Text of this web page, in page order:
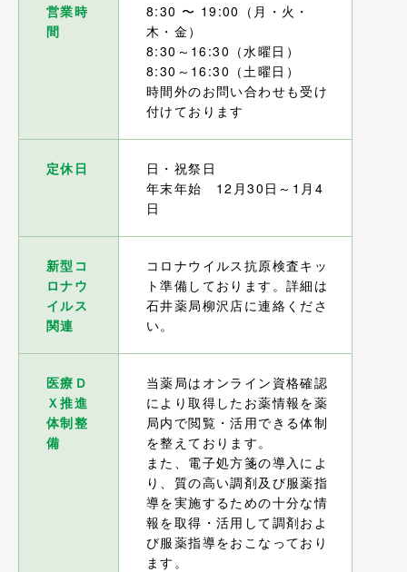
営業時
間
8:30 〜 19:00（月・火・
木・金）
8:30～16:30（水曜日）
8:30～16:30（土曜日）
時間外のお問い合わせも受け
付けております
定休日
日・祝祭日
年末年始 12月30日～1月4
日
新型コ
ロナウ
イルス
関連
コロナウイルス抗原検査キッ
ト準備しております。詳細は
石井薬局柳沢店に連絡くださ
い。
医療Ｄ
Ｘ推進
体制整
備
当薬局はオンライン資格確認
により取得したお薬情報を薬
局内で閲覧・活用できる体制
を整えております。
また、電子処方箋の導入によ
り、質の高い調剤及び服薬指
導を実施するための十分な情
報を取得・活用して調剤およ
び服薬指導をおこなっており
ます。